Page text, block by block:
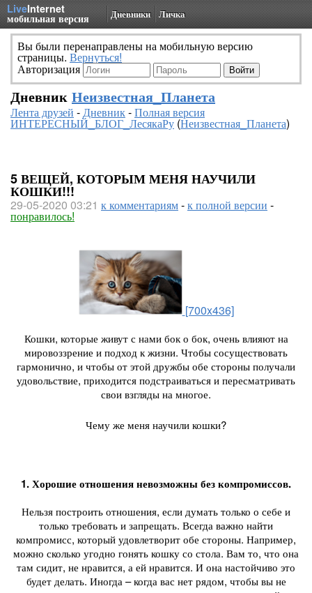
LiveInternet
мобильная версия Дневники Личка
Вы были перенаправлены на мобильную версию
страницы. Вернуться!
Авторизация
Дневник Неизвестная_Планета
Лента друзей -Дневник-Полная версия
ИНТЕРЕСНЫЙ_БЛОГ_ЛесякаРу(Неизвестная_Планета)
5 ВЕЩЕЙ, КОТОРЫМ МЕНЯ НАУЧИЛИ
КОШКИ!!!
29-05-2020 03:21 к комментариям-к полной версии -
понравилось!
[700x436]
Кошки, которые живут с нами бок о бок, очень влияют на
мировоззрение и подход к жизни. Чтобы сосуществовать
гармонично, и чтобы от этой дружбы обе стороны получали
удовольствие, приходится подстраиваться и пересматривать
свои взгляды на многое.
Чему же меня научили кошки?
1. Хорошие отношения невозможны без компромиссов.
Нельзя построить отношения, если думать только о себе и
только требовать и запрещать. Всегда важно найти
компромисс, который удовлетворит обе стороны. Например,
можно сколько угодно гонять кошку со стола. Вам то, что она
там сидит, не нравится, а ей нравится. И она настойчиво это
будет делать. Иногда – когда вас нет рядом, чтобы вы не